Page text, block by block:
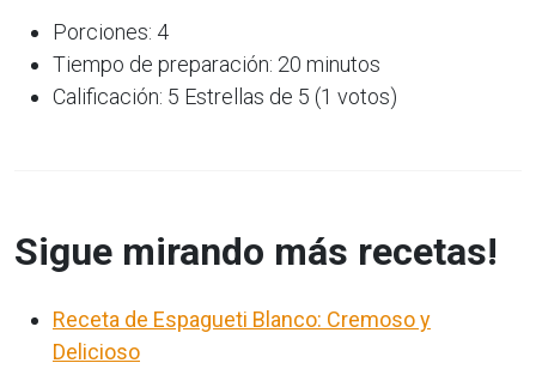
Porciones: 4
Tiempo de preparación: 20 minutos
Calificación: 5 Estrellas de 5 (1 votos)
Sigue mirando más recetas!
Receta de Espagueti Blanco: Cremoso y
Delicioso